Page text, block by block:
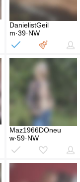
DanielistGeil
m·39·NW
Maz1966DOneu
w·59·NW